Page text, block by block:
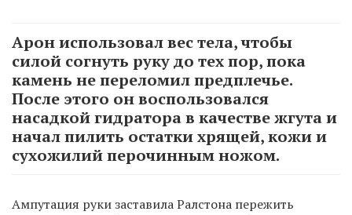
Арон использовал вес тела, чтобы
силой согнуть руку до тех пор, пока
камень не переломил предплечье.
После этого он воспользовался
насадкой гидратора в качестве жгута и
начал пилить остатки хрящей, кожи и
сухожилий перочинным ножом.
Ампутация руки заставила Ралстона пережить